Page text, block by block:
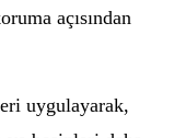
açısından
uygulayarak,